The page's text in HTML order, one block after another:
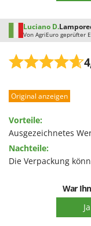
Zephir
ZGrills
Zodiac
Luciano D.
Von AgriEuro geprüfter
Leistung
Qualität / Preis
Schwierigkeitsgrad
Verpackung
Original anzeigen
Vorteile:
Ausgezeichnetes
Nachteile:
Die Verpackung
War
Ja